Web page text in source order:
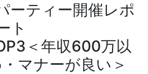
ティー開催レポ
ト
＜年収600万以
マナーが良い＞